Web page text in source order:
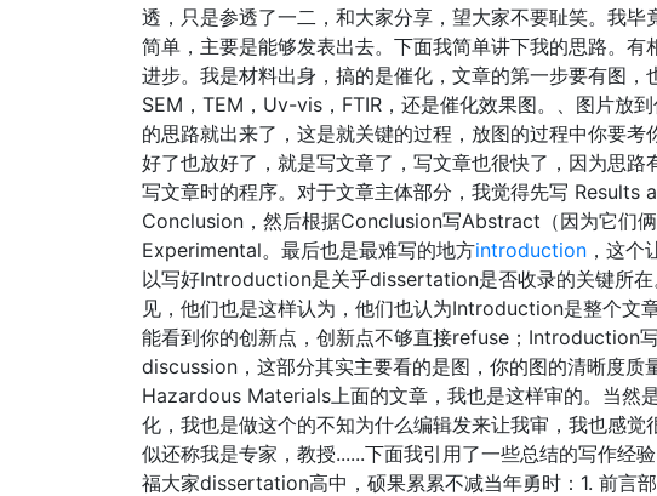
透，只是参透了一二，和大家分享，望大家不要耻笑。我
简单，主要是能够发表出去。下面我简单讲下我的思路。
进步。我是材料出身，搞的是催化，文章的第一步要有图
SEM，TEM，Uv-vis，FTIR，还是催化效果图。、图片放
的思路就出来了，这是就关键的过程，放图的过程中你要
好了也放好了，就是写文章了，写文章也很快了，因为思
写文章时的程序。对于文章主体部分，我觉得先写 Results
Conclusion，然后根据Conclusion写Abstract（因为它们
Experimental。最后也是最难写的地方introduction ，这
以写好Introduction是关乎dissertation是否收录的关键所
见，他们也是这样认为，他们也认为Introduction是整个文
能看到你的创新点，创新点不够直接refuse；Introduction
discussion，这部分其实主要看的是图，你的图的清晰度
Hazardous Materials上面的文章，我也是这样审的。当然
化，我也是做这个的不知为什么编辑发来让我审，我也感
似还称我是专家，教授......下面我引用了一些总结的写作经
福大家dissertation高中，硕果累累不减当年勇时：1. 前言